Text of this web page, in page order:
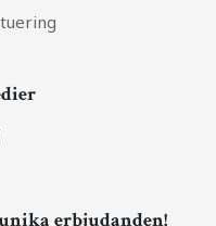
erbjudanden!